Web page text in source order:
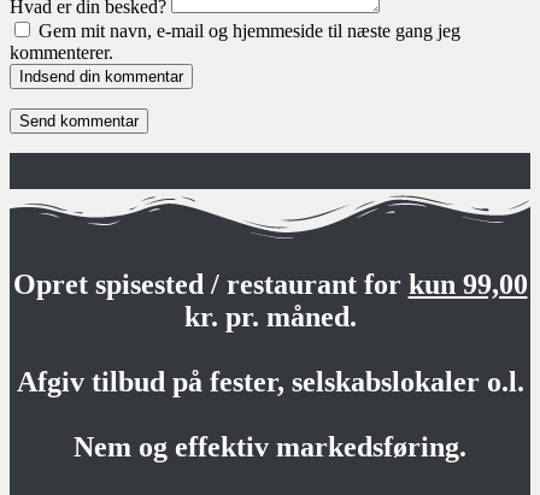
Hvad er din besked?
Gem mit navn, e-mail og hjemmeside til næste gang jeg
kommenterer.
Indsend din kommentar
Opret spisested / restaurant for kun 99,00
kr. pr. måned.
Afgiv tilbud på fester, selskabslokaler o.l.
Nem og effektiv markedsføring.